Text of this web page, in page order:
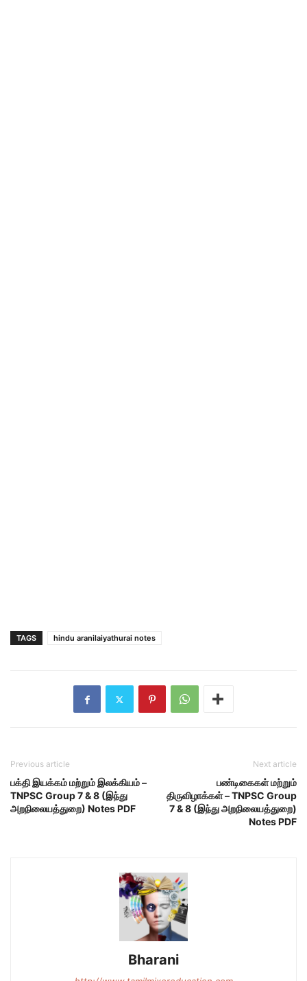
TAGS hindu aranilaiyathurai notes
Previous article
பக்தி இயக்கம் மற்றும் இலக்கியம் –
TNPSC Group 7 & 8 (இந்து
அறநிலையத்துறை) Notes PDF
Next article
பண்டிகைகள் மற்றும்
திருவிழாக்கள் – TNPSC Group
7 & 8 (இந்து அறநிலையத்துறை)
Notes PDF
Bharani